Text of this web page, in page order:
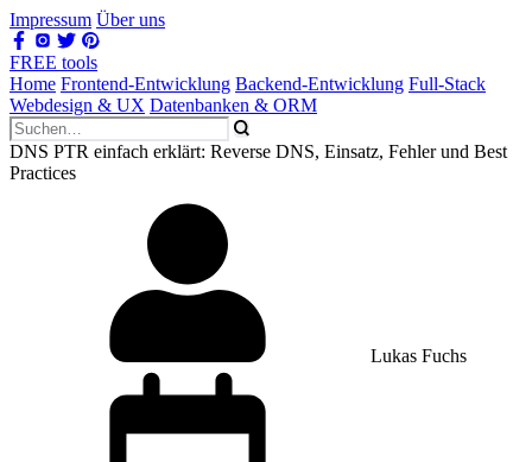
Impressum Über uns
FREE tools
Home Frontend-Entwicklung Backend-Entwicklung Full-Stack
Webdesign & UX Datenbanken & ORM
DNS PTR einfach erklärt: Reverse DNS, Einsatz, Fehler und Best
Practices
Lukas Fuchs